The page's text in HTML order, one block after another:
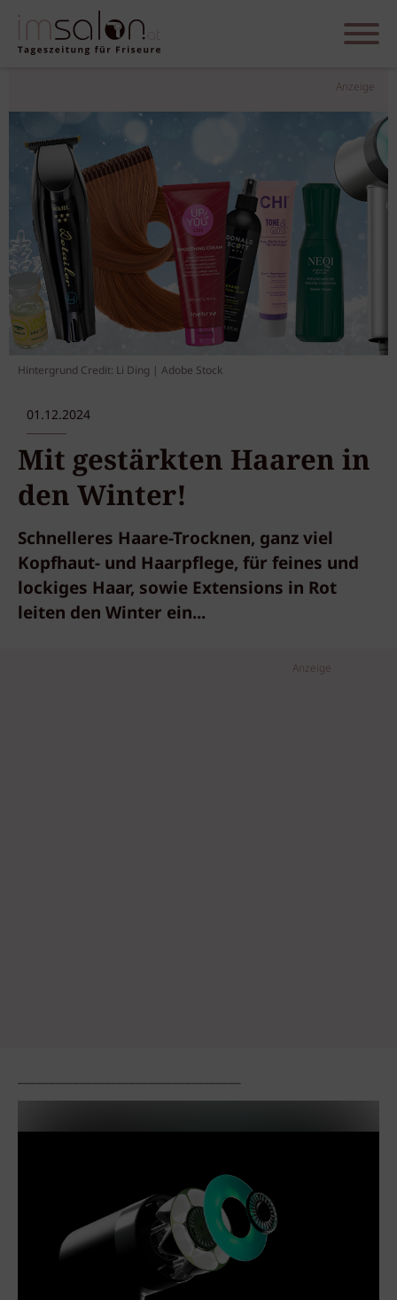
Anzeige
Hintergrund Credit: Li Ding | Adobe Stock
01.12.2024
Mit gestärkten Haaren in
den Winter!
Schnelleres Haare-Trocknen, ganz viel
Kopfhaut- und Haarpflege, für feines und
lockiges Haar, sowie Extensions in Rot
leiten den Winter ein...
Anzeige
____________________________________